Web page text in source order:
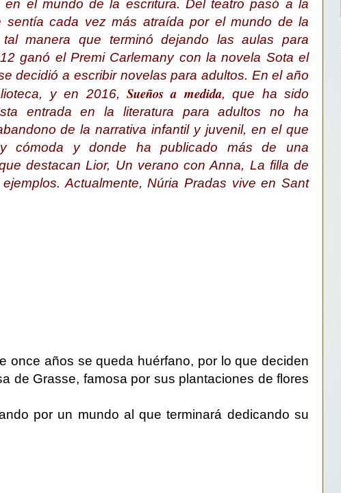
el mundo de la escritura. Del teatro pasó a la
sentía cada vez más atraída por el mundo de la
manera que terminó dejando las aulas para
ganó el Premi Carlemany con la novela Sota el
decidió a escribir novelas para adultos. En el año
y en 2016, Sueños a medida, que ha sido
entrada en la literatura para adultos no ha
de la narrativa infantil y juvenil, en el que
cómoda y donde ha publicado más de una
destacan Lior, Un verano con Anna, La filla de
Actualmente, Núria Pradas vive en Sant
once años se queda huérfano, por lo que deciden
de Grasse, famosa por sus plantaciones de flores
por un mundo al que terminará dedicando su